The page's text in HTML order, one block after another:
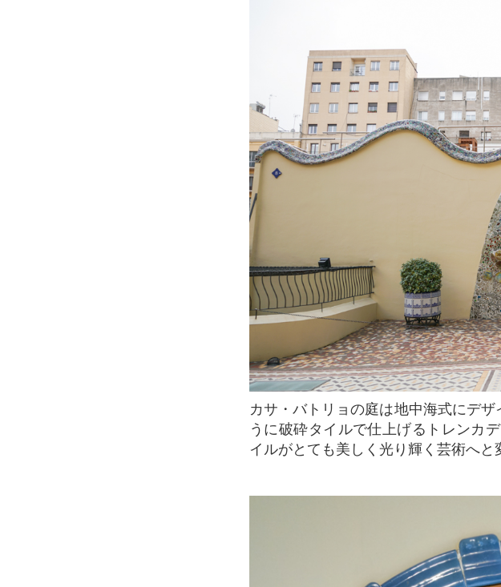
カサ・バトリョの庭は地中海式にデザインされています。ガウディはよく、モザイクのよ
うに破砕タイルで仕上げるトレンカ
イルがとても美しく光り輝く芸術へと